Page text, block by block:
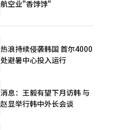
航空业"香饽饽"
热浪持续侵袭韩国 首尔4000
处避暑中心投入运行
消息：王毅有望下月访韩 与
赵显举行韩中外长会谈